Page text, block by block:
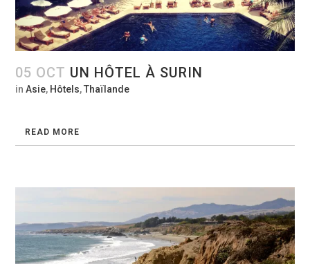
05 OCT UN HÔTEL À SURIN
inAsie, Hôtels,Thaïlande
READ MORE